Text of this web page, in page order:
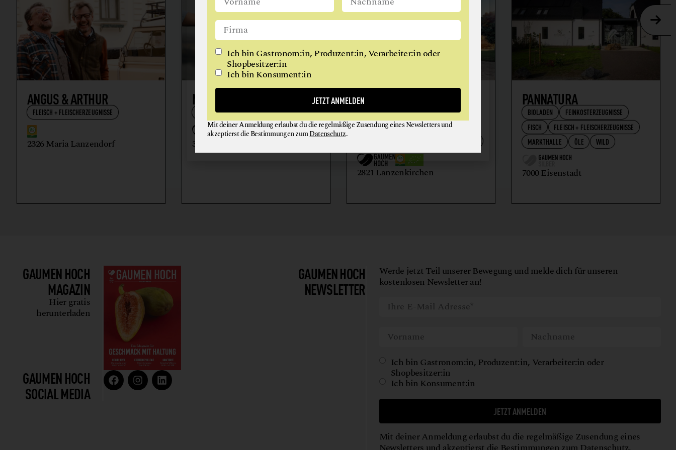
WIEN
ANGUS & ARTHUR
FLEISCH + FLEISCHERZEUGNISSE
2326 Maria Lanzendorf
NIKOLAIHOF
3512 Mautern an der Donau
BIO-LANDWIRTSCHAFT
LILIENHOF
EIER + EIPRODUKTE
GEMÜSE
2821 Lanzenkirchen
PANNATURA
BIOLADEN
FEINKOSTERZEUGNISSE
FISCH
FLEISCH + FLEISCHERZEUGNISSE
MARKTHALLE
ÖLE WILD
7000 Eisenstadt
GAUMEN HOCH
MAGAZIN
Hier gratis
herunterladen
GAUMEN HOCH
SOCIAL MEDIA
GAUMEN HOCH
NEWSLETTER
Werde jetzt Teil unserer Bewegung und melde dich für unseren
kostenlosen Newsletter an!
Ich bin Gastronom:in, Produzent:in, Verarbeiter:in oder
Shopbesitzer:in
Ich bin Konsument:in
JETZT ANMELDEN
Mit deiner Anmeldung erlaubst du die regelmäßige Zusendung eines
Ich bin Gastronom:in, Produzent:in, Verarbeiter:in oder
Shopbesitzer:in
Ich bin Konsument:in
JETZT ANMELDEN
Mit deiner Anmeldung erlaubst du die regelmäßige Zusendung eines Newsletters und
akzeptierst die Bestimmungen zumDatenschutz.